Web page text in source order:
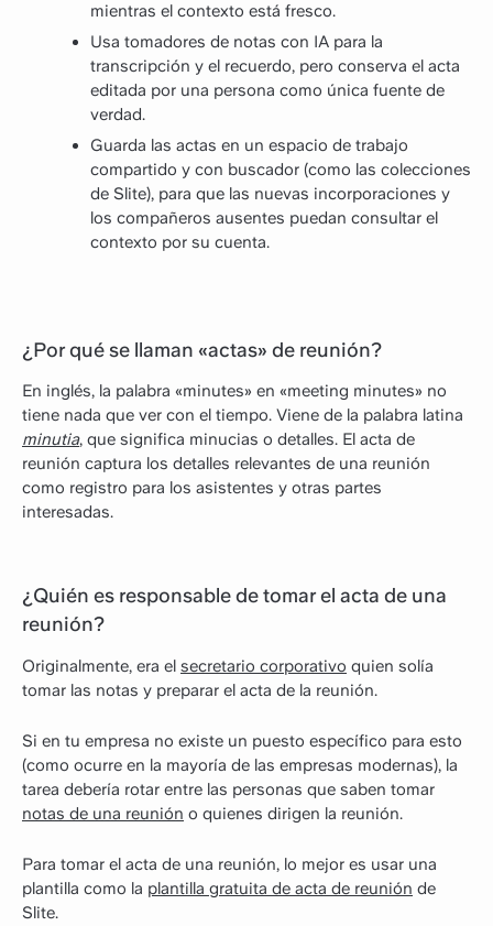
mientras el contexto está fresco.
Usa tomadores de notas con IA para la
transcripción y el recuerdo, pero conserva el acta
editada por una persona como única fuente de
verdad.
Guarda las actas en un espacio de trabajo
compartido y con buscador (como las colecciones
de Slite), para que las nuevas incorporaciones y
los compañeros ausentes puedan consultar el
contexto por su cuenta.
¿Por qué se llaman «actas» de reunión?
En inglés, la palabra «minutes» en «meeting minutes» no
tiene nada que ver con el tiempo. Viene de la palabra latina
minutia, que significa minucias o detalles. El acta de
reunión captura los detalles relevantes de una reunión
como registro para los asistentes y otras partes
interesadas.
¿Quién es responsable de tomar el acta de una
reunión?
Originalmente, era el secretario corporativo quien solía
tomar las notas y preparar el acta de la reunión.
Si en tu empresa no existe un puesto específico para esto
(como ocurre en la mayoría de las empresas modernas), la
tarea debería rotar entre las personas que saben tomar
notas de una reunión o quienes dirigen la reunión.
Para tomar el acta de una reunión, lo mejor es usar una
plantilla como la plantilla gratuita de acta de reunión de
Slite.